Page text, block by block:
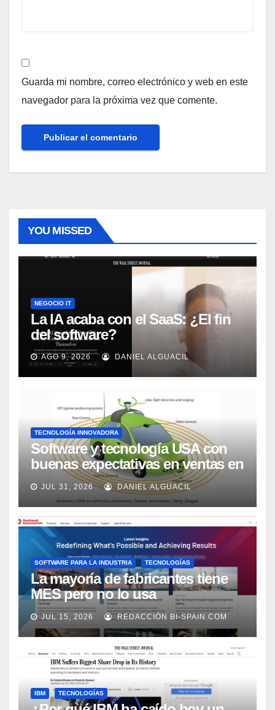
Guarda mi nombre, correo electrónico y web en este
navegador para la próxima vez que comente.
YOU MISSED
NEGOCIO IT
La IA acaba con el SaaS: ¿El fin
del software?
AGO 9, 2026 DANIEL ALGUACIL
TECNOLOGÍA INNOVADORA
Software y tecnología USA con
buenas expectativas en ventas en
los próximos 2 años, según
Market Watch
JUL 31, 2026 DANIEL ALGUACIL
SOFTWARE PARA LA INDUSTRIA TECNOLOGÍAS
La mayoría de fabricantes tiene
MES pero no lo usa
adecuadamente, según Rockwell
Automation
JUL 15, 2026 REDACCIÓN BI-SPAIN.COM
IBM TECNOLOGÍAS